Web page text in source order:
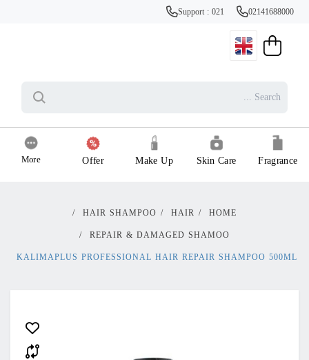
Support : 021 02141688000
Fragrance
Skin Care
Make Up
Offer
More
HOME
/
HAIR
/
HAIR SHAMPOO
/
REPAIR & DAMAGED SHAMOO
/
KALIMAPLUS PROFESSIONAL HAIR REPAIR SHAMPOO 500ML